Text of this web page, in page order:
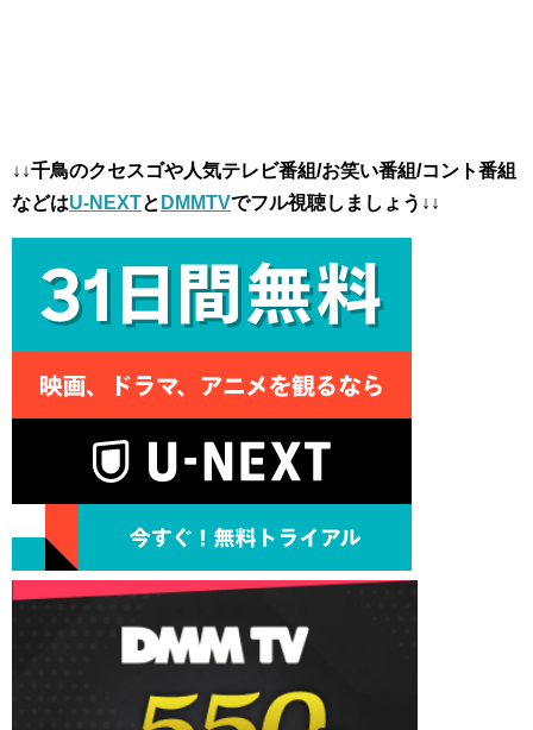
↓↓千鳥のクセスゴや人気テレビ番組/お笑い番組/コント番組
などはU-NEXTと DMMTVでフル視聴しましょう↓↓